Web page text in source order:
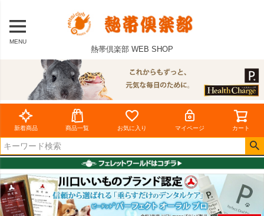
MENU
熱帯倶楽部 WEB SHOP
新着商品 商品一覧 お気に入り マイページ カート